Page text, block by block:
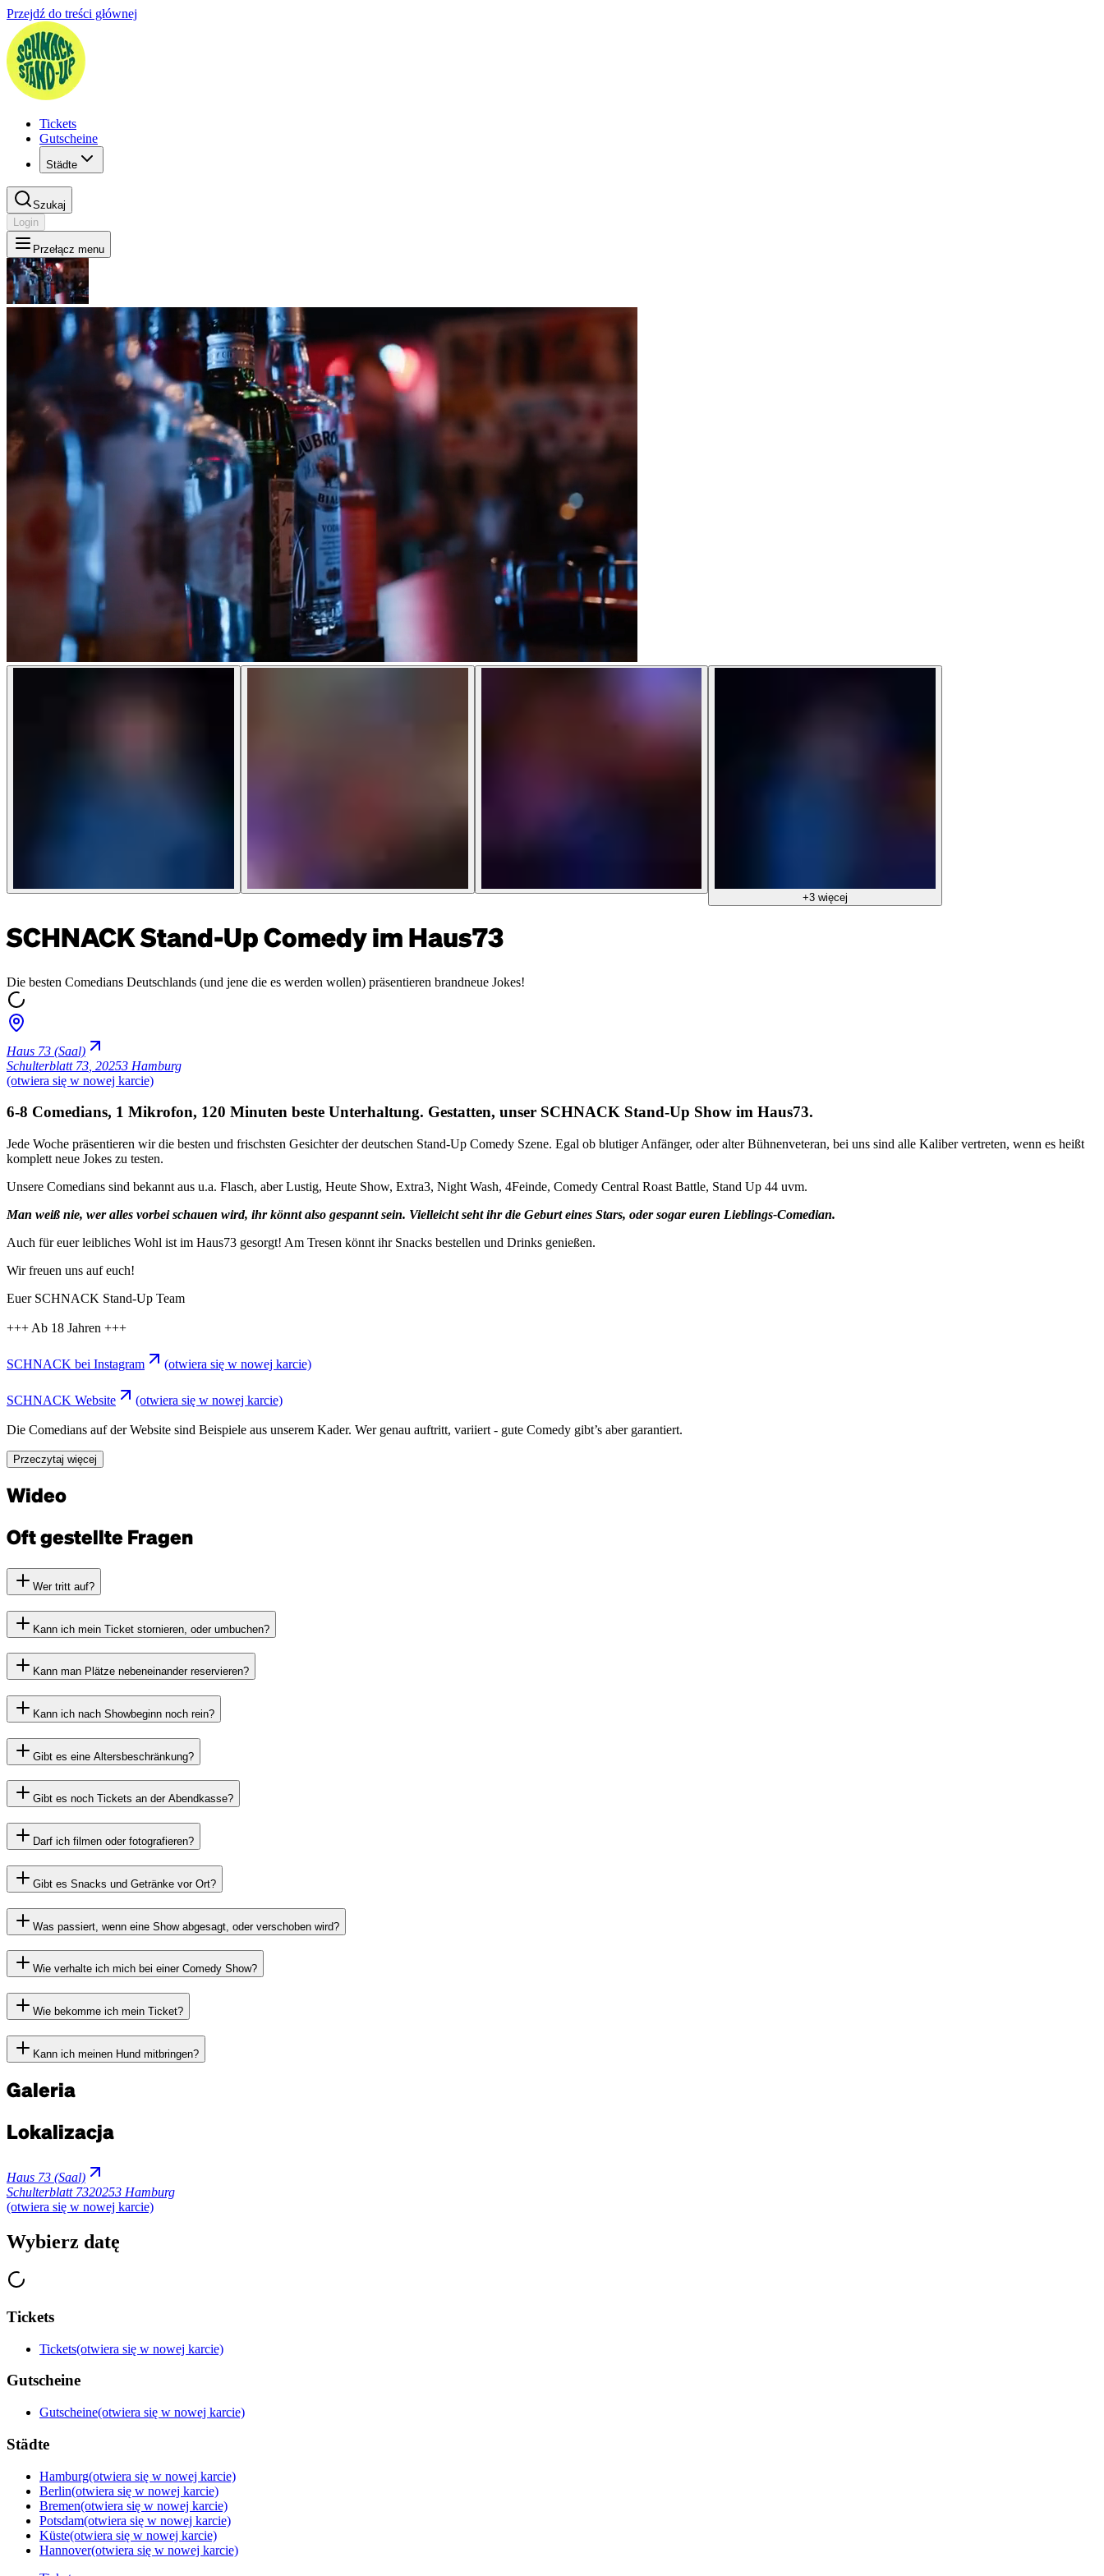
Przejdź do treści głównej
Tickets
Gutscheine
Städte
Szukaj
Login
Przełącz menu
+3 więcej
SCHNACK Stand-Up Comedy im Haus73
Die besten Comedians Deutschlands (und jene die es werden wollen) präsentieren brandneue Jokes!
Haus 73 (Saal)
Schulterblatt 73 20253 Hamburg
(otwiera się w nowej karcie)
6-8 Comedians, 1 Mikrofon, 120 Minuten beste Unterhaltung. Gestatten, unser SCHNACK Stand-Up Show im Haus73.
Jede Woche präsentieren wir die besten und frischsten Gesichter der deutschen Stand-Up Comedy Szene. Egal ob blutiger Anfänger, oder alter Bühnenveteran, bei uns sind alle Kaliber vertreten, wenn es heißt
komplett neue Jokes zu testen.
Unsere Comedians sind bekannt aus u.a. Flasch, aber Lustig, Heute Show, Extra3, Night Wash, 4Feinde, Comedy Central Roast Battle, Stand Up 44 uvm.
Man weiß nie, wer alles vorbei schauen wird, ihr könnt also gespannt sein. Vielleicht seht ihr die Geburt eines Stars, oder sogar euren Lieblings-Comedian.
Auch für euer leibliches Wohl ist im Haus73 gesorgt! Am Tresen könnt ihr Snacks bestellen und Drinks genießen.
Wir freuen uns auf euch!
Euer SCHNACK Stand-Up Team
+++ Ab 18 Jahren +++
SCHNACK bei Instagram (otwiera się w nowej karcie)
SCHNACK Website (otwiera się w nowej karcie)
Die Comedians auf der Website sind Beispiele aus unserem Kader. Wer genau auftritt, variiert - gute Comedy gibt’s aber garantiert.
Przeczytaj więcej
Wideo
Oft gestellte Fragen
Wer tritt auf?
Kann ich mein Ticket stornieren, oder umbuchen?
Kann man Plätze nebeneinander reservieren?
Kann ich nach Showbeginn noch rein?
Gibt es eine Altersbeschränkung?
Gibt es noch Tickets an der Abendkasse?
Darf ich filmen oder fotografieren?
Gibt es Snacks und Getränke vor Ort?
Was passiert, wenn eine Show abgesagt, oder verschoben wird?
Wie verhalte ich mich bei einer Comedy Show?
Wie bekomme ich mein Ticket?
Kann ich meinen Hund mitbringen?
Galeria
Lokalizacja
Haus 73 (Saal)
Schulterblatt 7320253 Hamburg
(otwiera się w nowej karcie)
Wybierz datę
Tickets
Tickets(otwiera się w nowej karcie)
Gutscheine
Gutscheine(otwiera się w nowej karcie)
Städte
Hamburg(otwiera się w nowej karcie)
Berlin(otwiera się w nowej karcie)
Bremen(otwiera się w nowej karcie)
Potsdam(otwiera się w nowej karcie)
Küste(otwiera się w nowej karcie)
Hannover(otwiera się w nowej karcie)